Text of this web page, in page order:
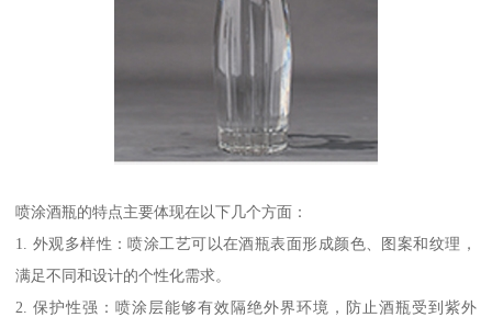
喷涂酒瓶的特点主要体现在以下几个方面：
1. 外观多样性：喷涂工艺可以在酒瓶表面形成颜色、图案和纹理，
满足不同和设计的个性化需求。
2. 保护性强：喷涂层能够有效隔绝外界环境，防止酒瓶受到紫外